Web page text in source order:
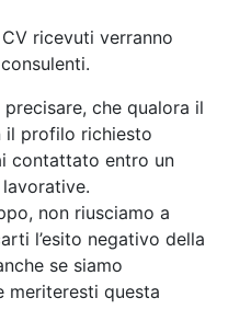
ricevuti verranno
precisare, che qualora il
il profilo richiesto
contattato entro un
non riusciamo a
l’esito negativo della
se siamo
meriteresti questa